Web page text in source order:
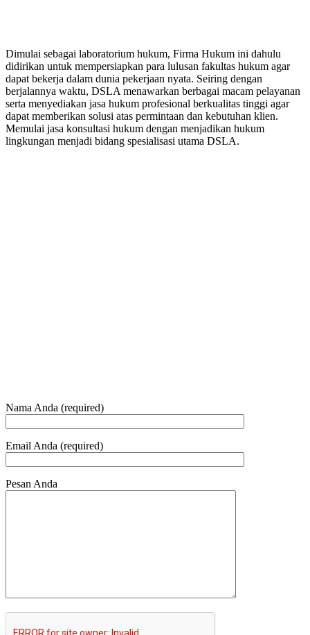
Dimulai sebagai laboratorium hukum, Firma Hukum ini dahulu
didirikan untuk mempersiapkan para lulusan fakultas hukum agar
dapat bekerja dalam dunia pekerjaan nyata. Seiring dengan
berjalannya waktu, DSLA menawarkan berbagai macam pelayanan
serta menyediakan jasa hukum profesional berkualitas tinggi agar
dapat memberikan solusi atas permintaan dan kebutuhan klien.
Memulai jasa konsultasi hukum dengan menjadikan hukum
lingkungan menjadi bidang spesialisasi utama DSLA.
Nama Anda (required)
Email Anda (required)
Pesan Anda